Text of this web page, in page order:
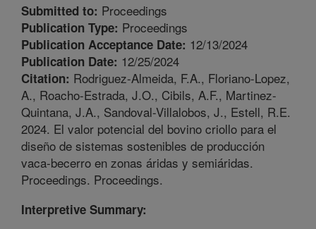
Submitted to: Proceedings
Publication Type: Proceedings
Publication Acceptance Date: 12/13/2024
Publication Date: 12/25/2024
Citation: Rodriguez-Almeida, F.A., Floriano-Lopez,
A., Roacho-Estrada, J.O., Cibils, A.F., Martinez-
Quintana, J.A., Sandoval-Villalobos, J., Estell, R.E.
2024. El valor potencial del bovino criollo para el
diseño de sistemas sostenibles de producción
vaca-becerro en zonas áridas y semiáridas.
Proceedings. Proceedings.
Interpretive Summary: